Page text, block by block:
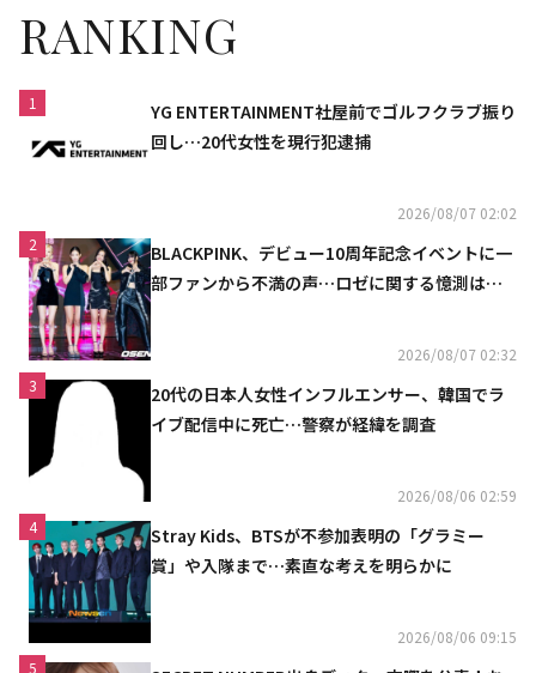
RANKING
1
YG ENTERTAINMENT社屋前でゴルフクラブ振り
回し…20代女性を現行犯逮捕
2026/08/07 02:02
2
BLACKPINK、デビュー10周年記念イベントに一
部ファンから不満の声…ロゼに関する憶測は否
2026/08/07 02:32
3
20代の日本人女性インフルエンサー、韓国でラ
イブ配信中に死亡…警察が経緯を調査
2026/08/06 02:59
4
Stray Kids、BTSが不参加表明の「グラミー
賞」や入隊まで…素直な考えを明らかに
2026/08/06 09:15
5